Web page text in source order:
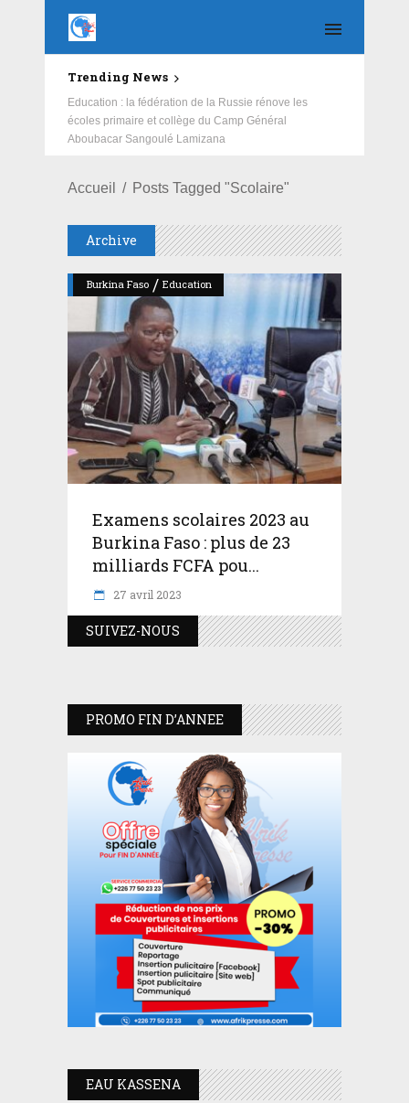
Trending News
Education : la fédération de la Russie rénove les
écoles primaire et collège du Camp Général
Aboubacar Sangoulé Lamizana
Accueil Posts Tagged "Scolaire"
Archive
Burkina Faso / Education
Examens scolaires 2023 au
Burkina Faso : plus de 23
milliards FCFA pou...
27 avril 2023
SUIVEZ-NOUS
PROMO FIN D’ANNEE
EAU KASSENA